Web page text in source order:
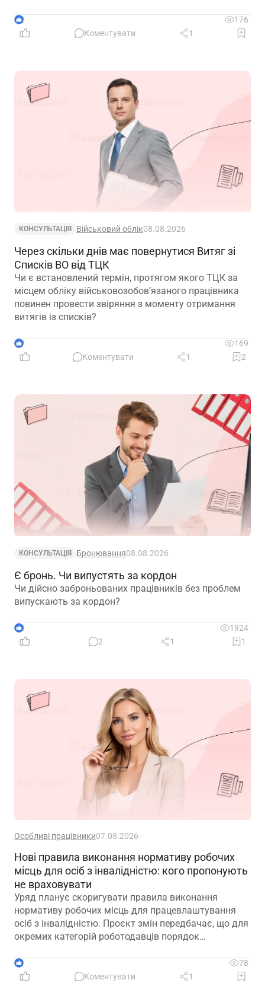
2
176
Коментувати
1
КОНСУЛЬТАЦІЯ Військовий облік08.08.2026
Через скільки днів має повернутися Витяг зі
Списків ВО від ТЦК
Чи є встановлений термін, протягом якого ТЦК за
місцем обліку військовозобов’язаного працівника
повинен провести звіряння з моменту отримання
витягів із списків?
2
169
Коментувати
1 2
КОНСУЛЬТАЦІЯ Бронювання08.08.2026
Є бронь. Чи випустять за кордон
Чи дійсно заброньованих працівників без проблем
випускають за кордон?
3
1924
2
1 1
Особливі працівники07.08.2026
Нові правила виконання нормативу робочих
місць для осіб з інвалідністю: кого пропонують
не враховувати
Уряд планує скоригувати правила виконання
нормативу робочих місць для працевлаштування
осіб з інвалідністю. Проєкт змін передбачає, що для
окремих категорій роботодавців порядок
врахувати специфіку їхньої діяльності та усунути
практичні труднощі із виконанням законодавчих
1
78
Коментувати
1